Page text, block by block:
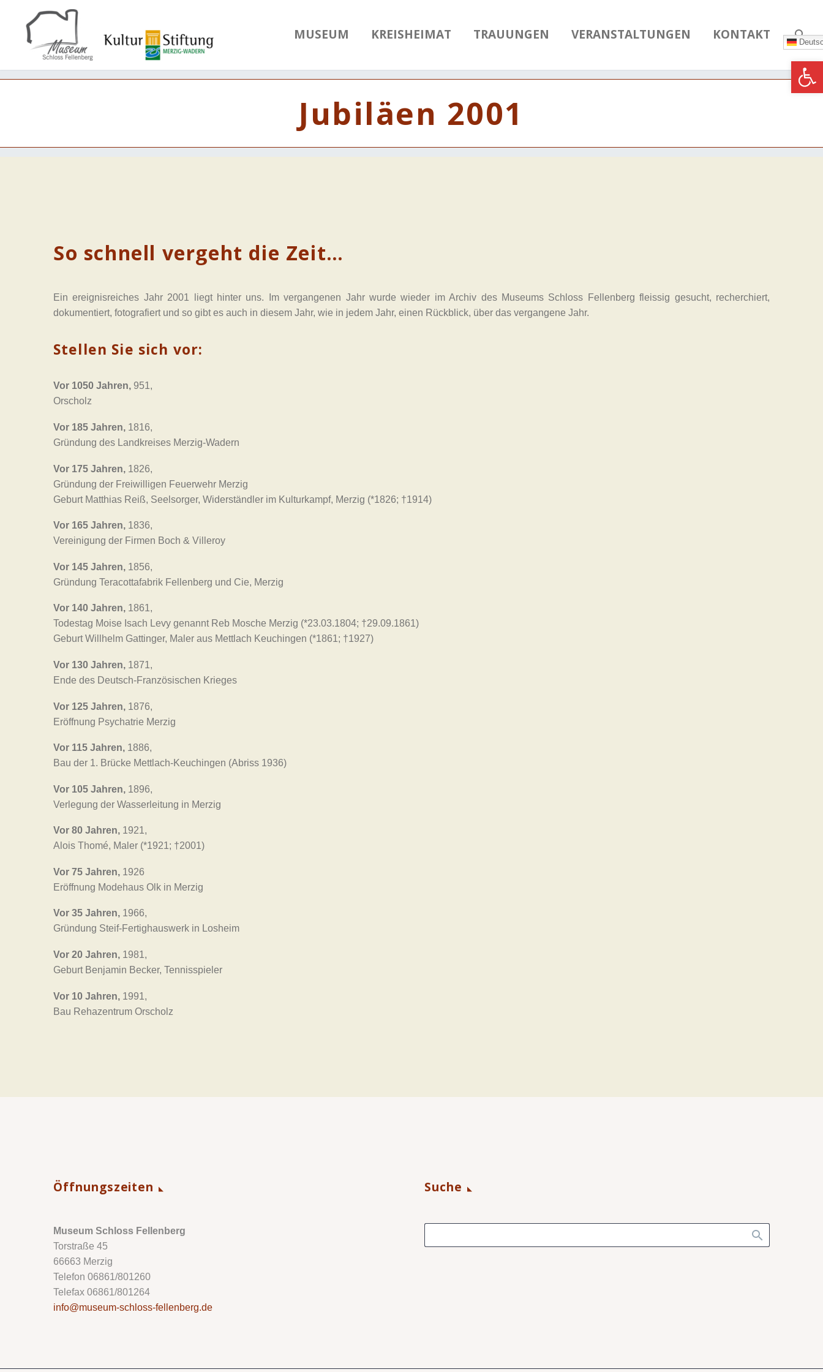
MUSEUM KREISHEIMAT TRAUUNGEN VERANSTALTUNGEN KONTAKT
Jubiläen 2001
So schnell vergeht die Zeit…
Ein ereignisreiches Jahr 2001 liegt hinter uns. Im vergangenen Jahr wurde wieder im Archiv des Museums Schloss Fellenberg fleissig gesucht, recherchiert,
dokumentiert, fotografiert und so gibt es auch in diesem Jahr, wie in jedem Jahr, einen Rückblick, über das vergangene Jahr.
Stellen Sie sich vor:
Vor 1050 Jahren, 951,
Orscholz
Vor 185 Jahren, 1816,
Gründung des Landkreises Merzig-Wadern
Vor 175 Jahren, 1826,
Gründung der Freiwilligen Feuerwehr Merzig
Geburt Matthias Reiß, Seelsorger, Widerständler im Kulturkampf, Merzig (*1826; †1914)
Vor 165 Jahren, 1836,
Vereinigung der Firmen Boch & Villeroy
Vor 145 Jahren, 1856,
Gründung Teracottafabrik Fellenberg und Cie, Merzig
Vor 140 Jahren, 1861,
Todestag Moise Isach Levy genannt Reb Mosche Merzig (*23.03.1804; †29.09.1861)
Geburt Willhelm Gattinger, Maler aus Mettlach Keuchingen (*1861; †1927)
Vor 130 Jahren, 1871,
Ende des Deutsch-Französischen Krieges
Vor 125 Jahren, 1876,
Eröffnung Psychatrie Merzig
Vor 115 Jahren, 1886,
Bau der 1. Brücke Mettlach-Keuchingen (Abriss 1936)
Vor 105 Jahren, 1896,
Verlegung der Wasserleitung in Merzig
Vor 80 Jahren, 1921,
Alois Thomé, Maler (*1921; †2001)
Vor 75 Jahren, 1926
Eröffnung Modehaus Olk in Merzig
Vor 35 Jahren, 1966,
Gründung Steif-Fertighauswerk in Losheim
Vor 20 Jahren, 1981,
Geburt Benjamin Becker, Tennisspieler
Vor 10 Jahren, 1991,
Bau Rehazentrum Orscholz
Öffnungszeiten
Museum Schloss Fellenberg
Torstraße 45
66663 Merzig
Telefon 06861/801260
Telefax 06861/801264
info@museum-schloss-fellenberg.de
Suche